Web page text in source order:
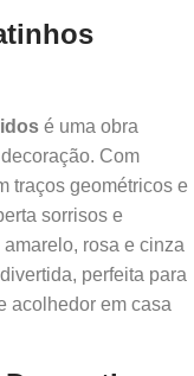
é uma obra
Com
traços geométricos e
sorrisos e
rosa e cinza
perfeita para
acolhedor em casa